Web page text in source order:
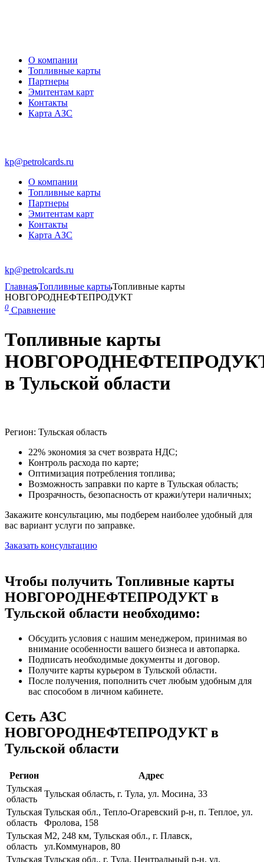
О компании
Топливные карты
Партнеры
Эмитентам карт
Контакты
Карта АЗС
kp@petrolcards.ru
О компании
Топливные карты
Партнеры
Эмитентам карт
Контакты
Карта АЗС
kp@petrolcards.ru
ГлавнаяТопливные картыТопливные карты
НОВГОРОДНЕФТЕПРОДУКТ
0 Сравнение
Топливные карты
в Тульской области
Регион: Тульская область
22% экономия за счет возврата НДС;
Контроль расхода по карте;
Оптимизация потребления топлива;
Возможность заправки по карте в Тульская область;
Прозрачность, безопасность от кражи/утери наличных;
Закажите консультацию, мы подберем наиболее удобный для
вас вариант услуги по заправке.
Заказать консультацию
Чтобы получить Топливные карты
НОВГОРОДНЕФТЕПРОДУКТ в
Тульской области необходимо:
Обсудить условия с нашим менеджером, принимая во
внимание особенности вашего бизнеса и автопарка.
Подписать необходимые документы и договор.
Получите карты курьером в Тульской области.
После получения, пополнить счет любым удобным для
вас способом в личном кабинете.
Сеть АЗС
НОВГОРОДНЕФТЕПРОДУКТ в
Тульской области
Регион
Адрес
Тульская
область
Тульская область, г. Тула, ул. Мосина, 33
Тульская
область
Тульская обл., Тепло-Огаревский р-н, п. Теплое, ул.
Фролова, 158
Тульская
область
М2, 248 км, Тульская обл., г. Плавск,
ул.Коммунаров, 80
Тульская Тульская обл., г. Тула, Центральный р-н, ул.